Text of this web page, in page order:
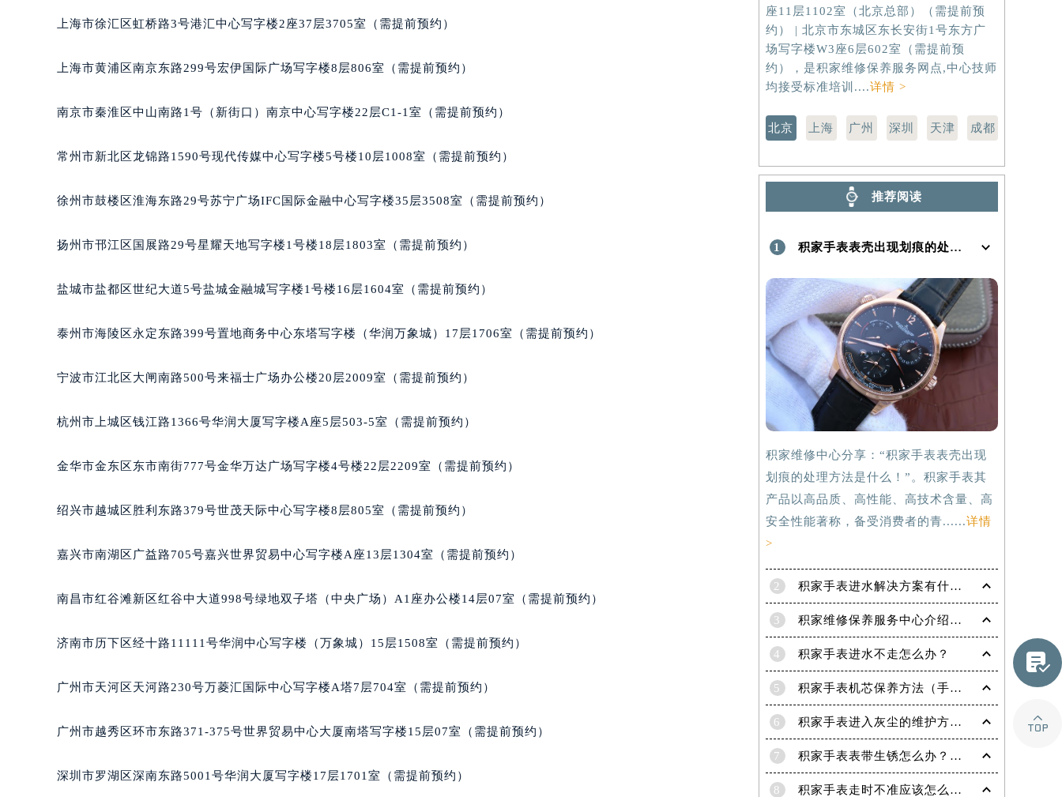
重庆市江北区观音桥步行街2号融恒时代广场写字楼9层902室（需提前预约）
郑州市二七区铭功路10号华润大厦写字楼29层2905室（需提前预约）
沈阳市沈河区中街路137号亨得利名表服务中心（品牌授权店）1层整层（需提前预约）
乌鲁木齐市天山区红山路26号时代广场（CCMALL）C座17层17-B（需提前预约）
哈尔滨市道里区友谊西路600号富力中心T2座写字楼29层03室（需提前预约）
佛山市禅城区季华五路57号万科金融中心C座12层1205室（需提前预约）
无锡市梁溪区人民中路139号恒隆广场写字楼1座11层1104室（需提前预约）
苏州市苏州工业园区星港街199号苏州中心办公楼C座22层08室（需提前预约）
南宁市青秀区金湖路59号地王大厦12楼1224室（需提前预约）
泉州市丰泽区宝洲路729号浦西万达中心写字楼A座7楼709室（需提前预约）
烟台市芝罘区胜利路139号万达金融中心A座907室（需提前预约）
贵阳市南明区都司高架桥路33号亨特国际金融中心14楼14D（需提前预约）
石家庄市长安区中山东路39号勒泰中心写字楼B座13层07室（需提前预约）
海口市龙华区金贸东路5号海口华润大厦B座17层1707室（需提前预约）
台州市椒江区东海大道1800号腾达中心东1幢20楼2002室（需提前预约）
甘肃省兰州市七里河区西津西路16号兰州中心写字楼21层2102室（需提前预约）
黑龙江省大庆市萨尔图区会战大街积家售后服务中心（需提前预约）
黑龙江省黑河市爱辉区中央街积家售后服务中心（需提前预约）
上海市徐汇区虹桥路3号港汇中心写字楼2座37层3705室（需提前预约）
上海市黄浦区南京东路299号宏伊国际广场写字楼8层806室（需提前预约）
南京市秦淮区中山南路1号（新街口）南京中心写字楼22层C1-1室（需提前预约）
常州市新北区龙锦路1590号现代传媒中心写字楼5号楼10层1008室（需提前预约）
徐州市鼓楼区淮海东路29号苏宁广场IFC国际金融中心写字楼35层3508室（需提前预约）
扬州市邗江区国展路29号星耀天地写字楼1号楼18层1803室（需提前预约）
盐城市盐都区世纪大道5号盐城金融城写字楼1号楼16层1604室（需提前预约）
泰州市海陵区永定东路399号置地商务中心东塔写字楼（华润万象城）17层1706室（需提前预约）
宁波市江北区大闸南路500号来福士广场办公楼20层2009室（需提前预约）
杭州市上城区钱江路1366号华润大厦写字楼A座5层503-5室（需提前预约）
金华市金东区东市南街777号金华万达广场写字楼4号楼22层2209室（需提前预约）
绍兴市越城区胜利东路379号世茂天际中心写字楼8层805室（需提前预约）
嘉兴市南湖区广益路705号嘉兴世界贸易中心写字楼A座13层1304室（需提前预约）
南昌市红谷滩新区红谷中大道998号绿地双子塔（中央广场）A1座办公楼14层07室（需提前预约）
济南市历下区经十路11111号华润中心写字楼（万象城）15层1508室（需提前预约）
广州市天河区天河路230号万菱汇国际中心写字楼A塔7层704室（需提前预约）
广州市越秀区环市东路371-375号世界贸易中心大厦南塔写字楼15层07室（需提前预约）
深圳市罗湖区深南东路5001号华润大厦写字楼17层1701室（需提前预约）
座11层1102室（北京总部）（需提前预
约） | 北京市东城区东长安街1号东方广
场写字楼W3座6层602室（需提前预
约），是积家维修保养服务网点,中心技师
均接受标准培训....详情 >
北京 上海 广州 深圳 天津 成都
推荐阅读
1 积家手表表壳出现划痕的处理方法是什么！
积家维修中心分享：“积家手表表壳出现
划痕的处理方法是什么！”。积家手表其
产品以高品质、高性能、高技术含量、高
安全性能著称，备受消费者的青......详情
>
2 积家手表进水解决方案有什么？
3 积家维修保养服务中心介绍 | 积家
4 积家手表进水不走怎么办？
5 积家手表机芯保养方法（手表机芯正确保养方法）
6 积家手表进入灰尘的维护方法（处理办法）
7 积家手表表带生锈怎么办？（积家手表去除锈迹的四种方法）
8 积家手表走时不准应该怎么办?(走时不准的处理方法)

